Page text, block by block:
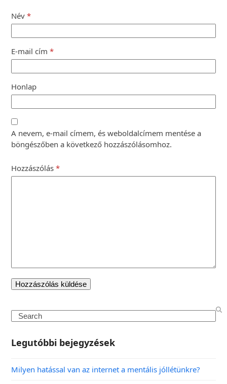
Név*
E-mail cím*
Honlap
A nevem, e-mail címem, és weboldalcímem mentése a
böngészőben a következő hozzászólásomhoz.
Hozzászólás*
Legutóbbi bejegyzések
Milyen hatással van az internet a mentális jóllétünkre?